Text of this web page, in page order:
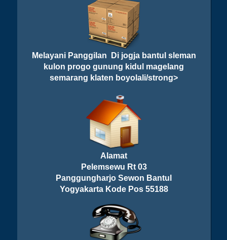
Melayani Panggilan Di jogja bantul sleman
kulon progo gunung kidul magelang
semarang klaten boyolali/strong>
Alamat
Pelemsewu Rt 03
Panggungharjo Sewon Bantul
Yogyakarta Kode Pos 55188